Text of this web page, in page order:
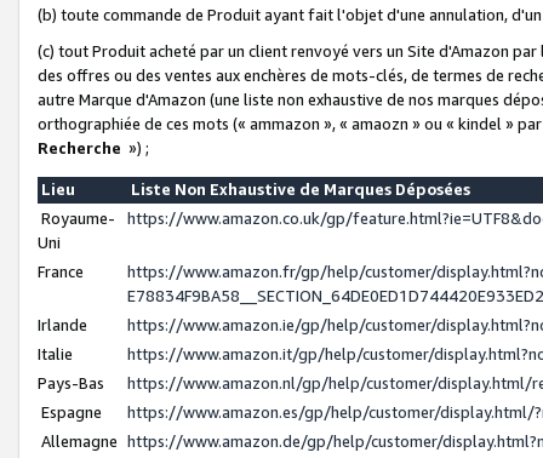
(b) toute commande de Produit ayant fait l'objet d'une annulation,
(c) tout Produit acheté par un client renvoyé vers un Site d'Amazon
des offres ou des ventes aux enchères de mots-clés, de termes de
autre Marque d'Amazon (une liste non exhaustive de nos marques
orthographiée de ces mots (« ammazon », « amaozn » ou « kindel »
Recherche ») ;
Lieu
Liste Non Exhaustive de Marques Déposées
Royaume-
Uni
https://www.amazon.co.uk/gp/
France
https://www.amazon.fr/gp/help/customer/
Irlande
https://www.amazon.ie/gp/help/customer/
Italie
https://www.amazon.it/gp/help/customer/
Pays-Bas
https://www.amazon.nl/gp/help/customer/display.html/
Espagne
https://www.amazon.es/gp/help/customer/display.html/
Allemagne https://www.amazon.de/gp/help/customer/